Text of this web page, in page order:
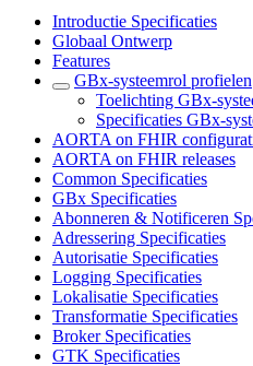
Introductie Specificaties
Globaal Ontwerp
Features
GBx-systeemrol profielen
Toelichting GBx-
Specificaties GBx-
AORTA on FHIR
AORTA on FHIR releases
Common Specificaties
GBx Specificaties
Abonneren & Notificeren
Adressering Specificaties
Autorisatie Specificaties
Logging Specificaties
Lokalisatie Specificaties
Transformatie Specificaties
Broker Specificaties
GTK Specificaties